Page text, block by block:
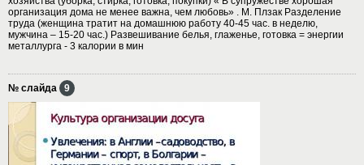
организация дома не менее важна, чем любовь» . М. Плзак Разделение
труда (женщина тратит на домашнюю работу 40-45 час. в неделю,
мужчина – 15-20 час.) Развешивание белья, глаженье, готовка = энергии
металлурга - 3 калории в мин
№ слайда 9